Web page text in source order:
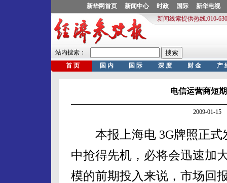
电信运营商短
2009-01-15
本报上海电 3G牌照正式
中抢得先机，必将会迅速加
模的前期投入来说，市场回